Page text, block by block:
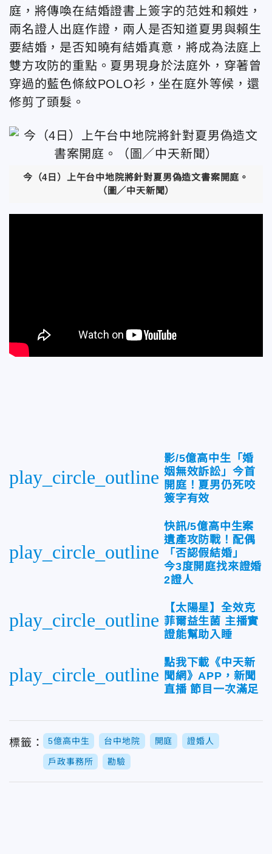
庭，將傳喚在結婚證書上簽字的范姓和賴姓，
兩名證人出庭作證，兩人是否知道夏男與賴生
要結婚，是否知曉有結婚真意，將成為法庭上
雙方攻防的重點。夏男現身於法庭外，穿著曾
穿過的藍色條紋POLO衫，坐在庭外等候，還
修剪了頭髮。
今（4日）上午台中地院將針對夏男偽造文書案開庭。
（圖／中天新聞）
play_circle_outline
影/5億高中生「婚
姻無效訴訟」今首
開庭！夏男仍死咬
簽字有效
play_circle_outline
快訊/5億高中生案
遺產攻防戰！配偶
「否認假結婚」
今3度開庭找來證婚
2證人
play_circle_outline
【太陽星】全效克
菲爾益生菌 主播實
證能幫助入睡
play_circle_outline
點我下載《中天新
聞網》APP，新聞
直播 節目一次滿足
標籤： 5億高中生 台中地院 開庭 證婚人
戶政事務所 勘驗